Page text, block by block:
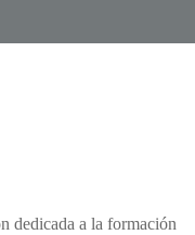
dedicada a la formación